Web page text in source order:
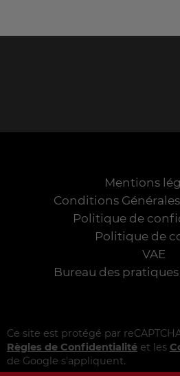
Mentions
Conditions
Politique de
Politique de
VAE
Bureau des
Ce site est protégé par
Règles de Confidentialité et les
de Google s'appliquent.